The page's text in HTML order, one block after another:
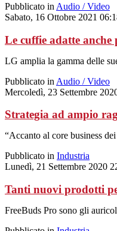
Pubblicato in Audio / Video
Sabato, 16 Ottobre 2021
Le cuffie adatte
LG amplia la gamma delle
Pubblicato in Audio / Video
Mercoledì, 23 Settembre
Strategia ad ampio
“Accanto al core business
Pubblicato in Industria
Lunedì, 21 Settembre 2020
Tanti nuovi prodotti
FreeBuds Pro sono gli